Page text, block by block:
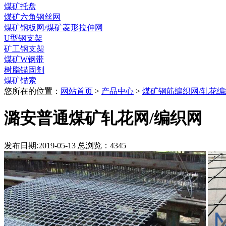
煤矿托盘
煤矿六角钢丝网
煤矿钢板网/煤矿菱形拉伸网
U型钢支架
矿工钢支架
煤矿W钢带
树脂锚固剂
煤矿锚索
您所在的位置： 网站首页 > 产品中心 > 煤矿钢筋编织网/轧花
潞安普通煤矿轧花网/编织网
发布日期:2019-05-13 总浏览： 4345